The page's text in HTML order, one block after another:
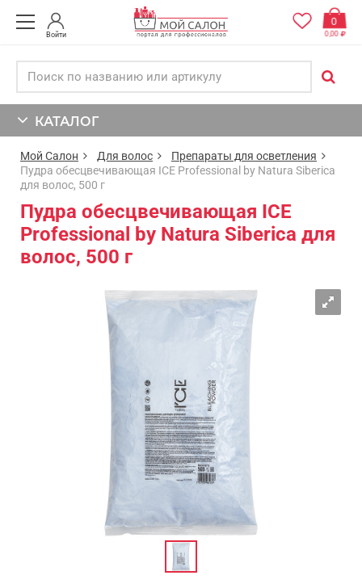
Войти
0
0,00
КАТАЛОГ
Мой Салон Для волос
Препараты для осветления
Пудра обесцвечивающая ICE Professional by Natura Siberica
для волос, 500 г
Пудра обесцвечивающая ICE
Professional by Natura Siberica для
волос, 500 г